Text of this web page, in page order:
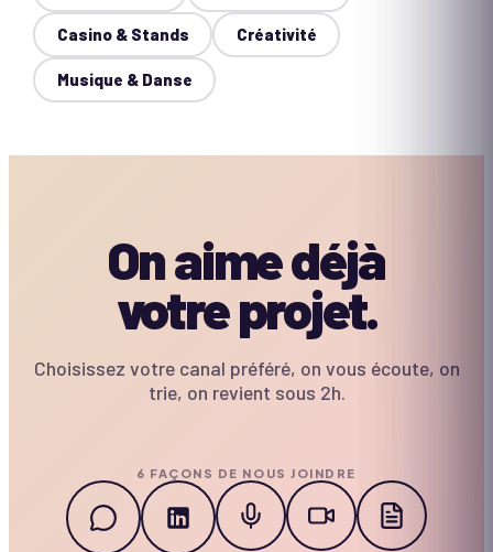
Casino & Stands Créativité
Musique & Danse
On aime déjà
votre projet.
Choisissez votre canal préféré, on vous écoute, on
trie, on revient sous 2h.
6 FAÇONS DE NOUS JOINDRE